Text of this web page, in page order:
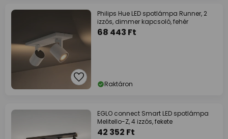
Philips Hue LED spotlámpa Runner, 2
izzós, dimmer kapcsoló, fehér
68 443 Ft
Raktáron
EGLO connect Smart LED spotlámpa
Melitello-Z, 4 izzós, fekete
42 352 Ft